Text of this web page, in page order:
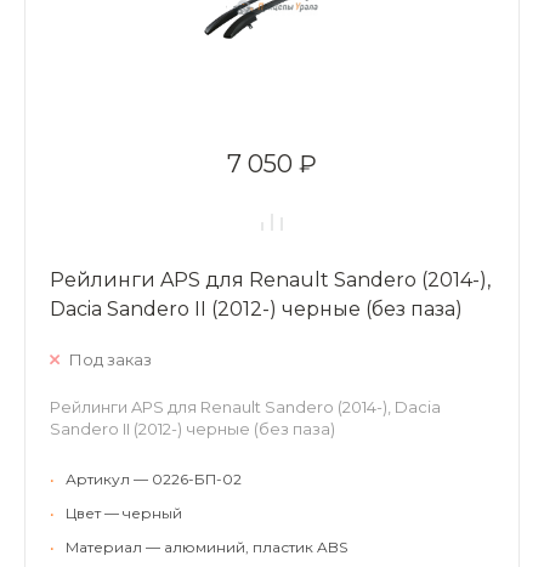
7 050 ₽
Рейлинги APS для Renault Sandero (2014-),
Dacia Sandero II (2012-) черные (без паза)
Под заказ
Рейлинги APS для Renault Sandero (2014-), Dacia
Sandero II (2012-) черные (без паза)
•
Артикул — 0226-БП-02
•
Цвет — черный
•
Материал — алюминий, пластик ABS